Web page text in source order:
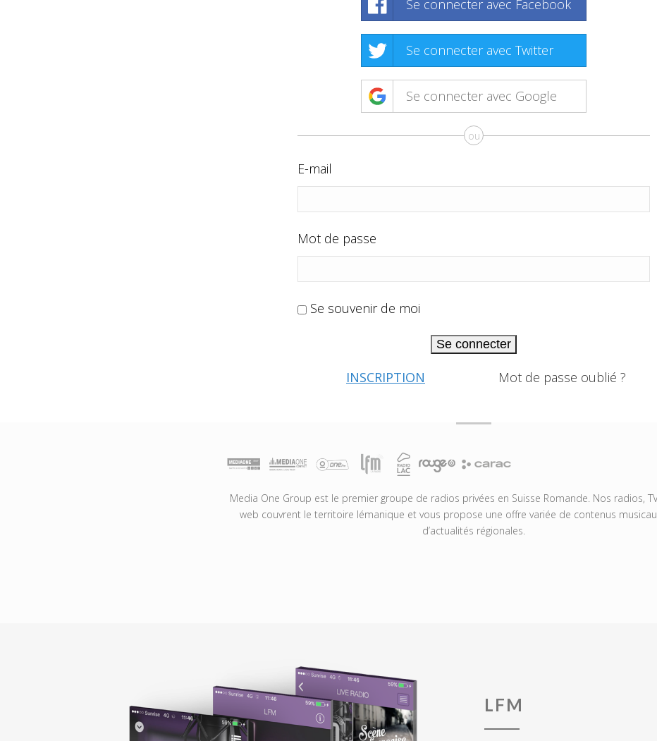
Se connecter avec Facebook
Se connecter avec Twitter
Se connecter avec Google
ou
E-mail
Mot de passe
Se souvenir de moi
Se connecter
INSCRIPTION Mot de passe oublié ?
Media One Group est le premier groupe de radios privées en Suisse Romande. Nos radios,
web couvrent le territoire lémanique et vous propose une offre variée de contenus
d’actualités régionales.
LFM